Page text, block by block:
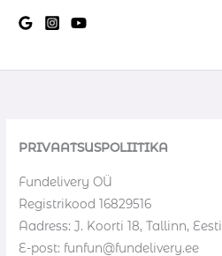
PRIVAATSUSPOLIITIKA
Fundelivery OÜ
Registrikood 16829516
Aadress: J. Koorti 18, Tallinn, Eesti
E-post: funfun@fundelivery.ee